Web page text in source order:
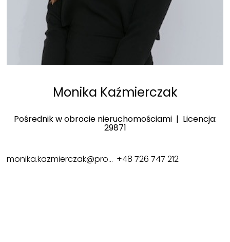
Monika Kaźmierczak
Pośrednik w obrocie nieruchomościami | Licencja:
29871
monika.kazmierczak@prosperanieruchomosci.pl +48 726 747 212